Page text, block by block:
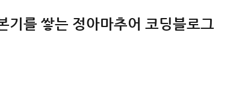
기를 쌓는 정아마추어 코딩블로그